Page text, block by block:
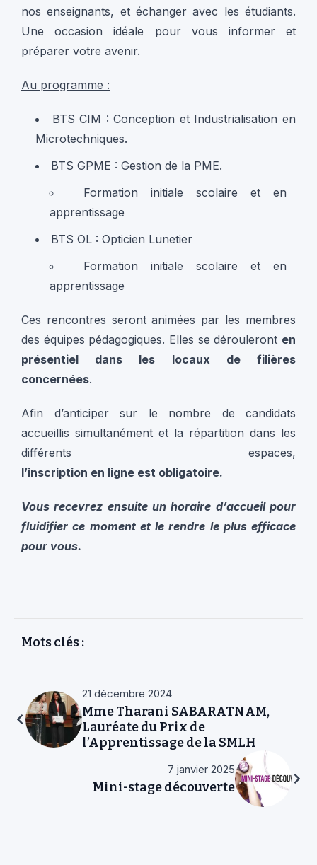
nos enseignants, et échanger avec les étudiants.
Une occasion idéale pour vous informer et
préparer votre avenir.
Au programme :
BTS CIM : Conception et Industrialisation en
Microtechniques.
BTS GPME : Gestion de la PME.
Formation initiale scolaire et en
apprentissage
BTS OL : Opticien Lunetier
Formation initiale scolaire et en
apprentissage
Ces rencontres seront animées par les membres
des équipes pédagogiques. Elles se dérouleront en
présentiel dans les locaux de filières
concernées.
Afin d’anticiper sur le nombre de candidats
accueillis simultanément et la répartition dans les
différents espaces,
l’inscription en ligne est obligatoire.
Vous recevrez ensuite un horaire d’accueil pour
fluidifier ce moment et le rendre le plus efficace
pour vous.
Mots clés :
21 décembre 2024
Mme Tharani SABARATNAM,
Lauréate du Prix de
l’Apprentissage de la SMLH
7 janvier 2025
Mini-stage découverte